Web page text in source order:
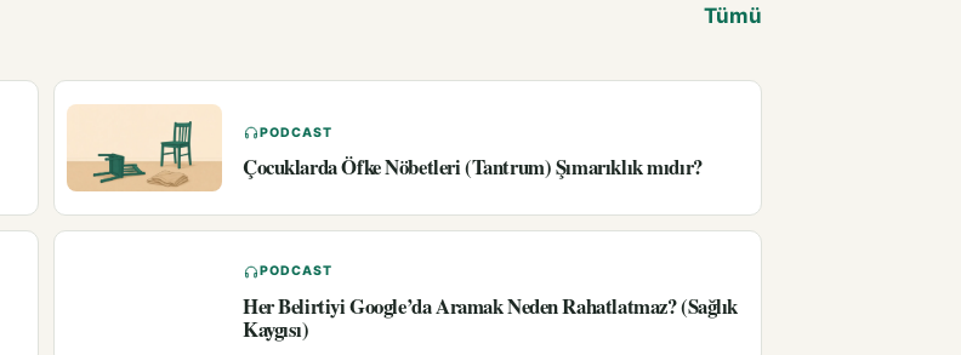
Tümü
PODCAST
Çocuklarda Öfke Nöbetleri (Tantrum) Şımarıklık mıdır?
PODCAST
Her Belirtiyi Google’da Aramak Neden Rahatlatmaz? (Sağlık
Kaygısı)